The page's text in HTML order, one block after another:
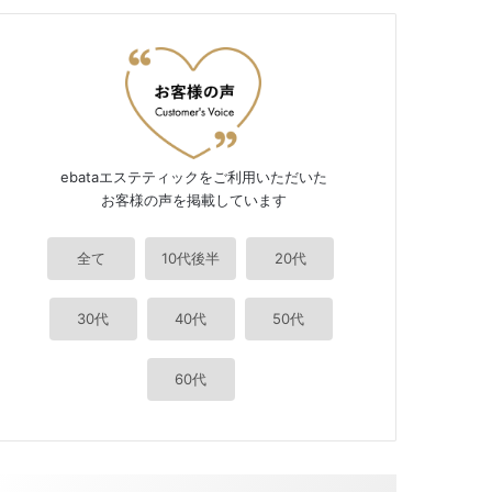
ebataエステティックをご利用いただいた
お客様の声を掲載しています
全て 10代後半 20代
30代 40代 50代
60代